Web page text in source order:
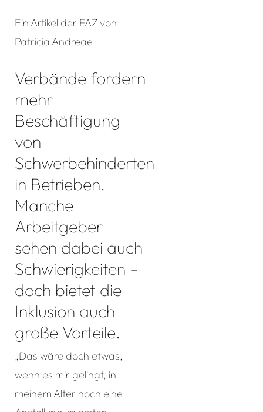
Ein Artikel der FAZ von
Patricia Andreae
Verbände fordern
mehr
Beschäftigung
von
Schwerbehinderten
in Betrieben.
Manche
Arbeitgeber
sehen dabei auch
Schwierigkeiten –
doch bietet die
Inklusion auch
große Vorteile.
„Das wäre doch etwas,
wenn es mir gelingt, in
meinem Alter noch eine